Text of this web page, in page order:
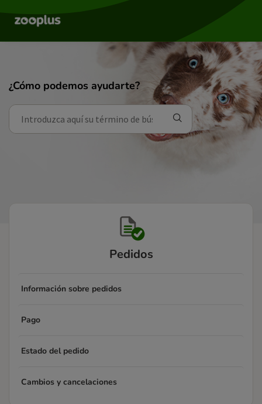
¿Cómo podemos ayudarte?
Pedidos
Información sobre pedidos
Pago
Estado del pedido
Cambios y cancelaciones